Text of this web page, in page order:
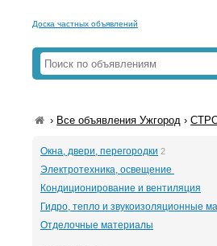
Доска частных объявлений
› Все объявления Ужгород ›
Окна, двери, перегородки 2
Электротехника, освещение
Кондиционирование и вентиляция
Гидро, тепло и звукоизоляционные
Отделочные материалы